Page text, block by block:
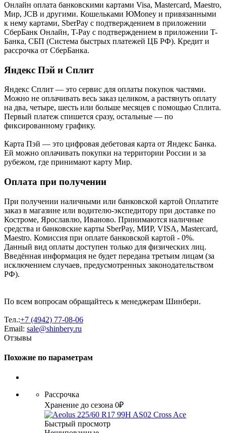
Онлайн оплата банковскими картами Visa, Mastercard, Maestro,
Мир, JCB и другими. Кошельками ЮMoney и привязанными
к нему картами, SberPay с подтверждением в приложении
СберБанк Онлайн, T-Pay с подтверждением в приложении T-
Банка, СБП (Система быстрых платежей ЦБ РФ). Кредит и
рассрочка от СберБанка.
Яндекс Пэй и Сплит
Яндекс Cплит — это сервис для оплаты покупок частями.
Можно не оплачивать весь заказ целиком, а растянуть оплату
на два, четыре, шесть или больше месяцев с помощью Сплита.
Первый платеж спишется сразу, остальные — по
фиксированному графику.
Карта Пэй — это цифровая дебетовая карта от Яндекс Банка.
Ей можно оплачивать покупки на территории России и за
рубежом, где принимают карту Мир.
Оплата при получении
При получении наличными или банковской картой Оплатите
заказ в магазине или водителю-экспедитору при доставке по
Костроме, Ярославлю, Иваново. Принимаются наличные
средства и банковские карты SberPay, МИР, VISA, Mastercard,
Maestro. Комиссия при оплате банковской картой - 0%.
Данный вид оплаты доступен только для физических лиц.
Введённая информация не будет передана третьим лицам (за
исключением случаев, предусмотренных законодательством
РФ).
По всем вопросам обращайтесь к менеджерам Шинбери.
Тел.:+7 (4942) 77-08-06
Email: sale@shinbery.ru
Отзывы
Похожие по параметрам
Рассрочка
Хранение до сезона 0₽
Быстрый просмотр